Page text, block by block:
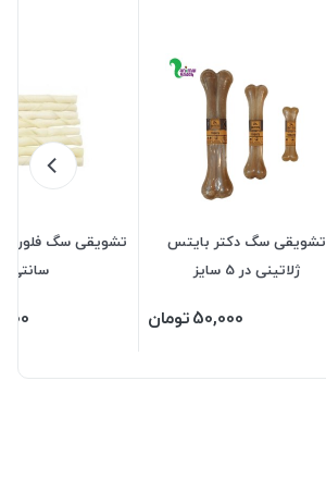
تشویقی سگ دکتر بایتس
ژلاتینی در 5 سایز
50,000تومان
سانتی